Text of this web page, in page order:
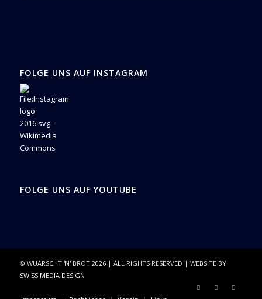
FOLGE UNS AUF INSTAGRAM
FOLGE UNS AUF YOUTUBE
© WUARSCHT 'N' BROT 2026| ALL RIGHTS RESERVED | WEBSITE BY
SWISS MEDIA DESIGN